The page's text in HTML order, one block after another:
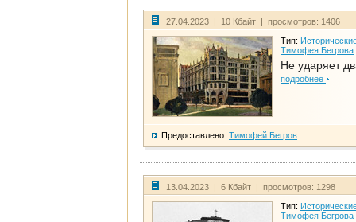
27.04.2023 | 10 Кбайт | просмотров: 1406
Тип:
Тимофея Бегрова
Не ударяет
подробнее
Предоставлено: Тимофей Бегров
13.04.2023 | 6 Кбайт | просмотров: 1298
Тип:
Тимофея Бегрова